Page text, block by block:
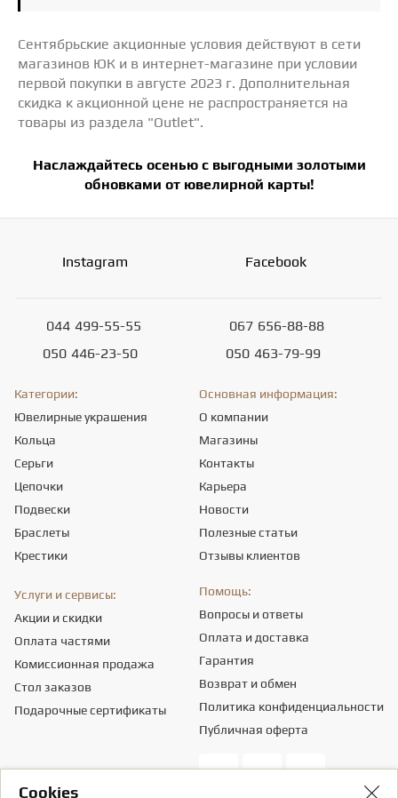
Сентябрьские акционные условия действуют в сети
магазинов ЮК и в интернет-магазине при условии
первой покупки в августе 2023 г. Дополнительная
скидка к акционной цене не распространяется на
товары из раздела "Outlet".
Наслаждайтесь осенью с выгодными золотыми
обновками от ювелирной карты!
Instagram Facebook
044 499-55-55
050 446-23-50
067 656-88-88
050 463-79-99
Категории:
Ювелирные украшения
Кольца
Серьги
Цепочки
Подвески
Браслеты
Крестики
Основная информация:
О компании
Магазины
Контакты
Карьера
Новости
Полезные статьи
Отзывы клиентов
Услуги и сервисы:
Акции и скидки
Оплата частями
Комиссионная продажа
Стол заказов
Подарочные сертификаты
Помощь:
Вопросы и ответы
Оплата и доставка
Гарантия
Возврат и обмен
Политика конфиденциальности
Публичная оферта
Сookies